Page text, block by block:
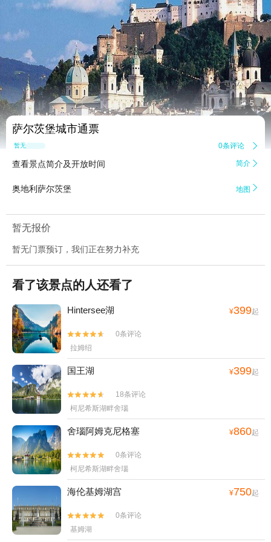
 5
萨尔茨堡城市通票
暂无点评 0条评论 
查看景点简介及开放时间 简介 
奥地利萨尔茨堡 地图 
暂无报价
暂无门票预订，我们正在努力补充
看了该景点的人还看了
Hintersee湖 ¥399起


0条评论
拉姆绍
国王湖 ¥399起


18条评论
柯尼希斯湖畔舍瑙
舍瑙阿姆克尼格塞 ¥860起


0条评论
柯尼希斯湖畔舍瑙
海伦基姆湖宫 ¥750起


0条评论
基姆湖
